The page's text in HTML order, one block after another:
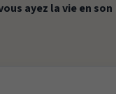
ayez la vie en son